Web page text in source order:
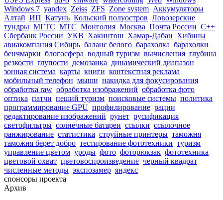
Windows 7 yandex Zeiss ZFS Zone system Аккумуляторы
Алтай ИП Катунь Кольский полуостров Ловозерские
тундры МГТС МТС Монголия Москва Почта России С++
Сбербанк России УКВ Хакинтош Хамар-Дабан Хибины
авиакомпания Сибирь баланс белого барахолка барахолки
бенчмарки блогосфера водный туризм вычисления глубина
резкости глупости демозаика динамический диапазон
зонная система карты книги контекстная реклама
мобильный телефон мыши накидка для фокусирования
обработка raw обработка изображений обработка фото
оптика патчи пеший туризм поисковые системы политика
программирование GPU профилирование рации
редактирование изображений рунет русификация
светофильтры солнечные батареи ссылки ссылочное
ранжирование статистика струйные принтеры таможня
таможня берет добро тестирование фототехники туризм
управление цветом уроды фото фоторюкзак фототехника
цветовой охват цветовоспроизведение черный квадрат
численные методы экспозамер яндекс
спонсоры проекта
Архив